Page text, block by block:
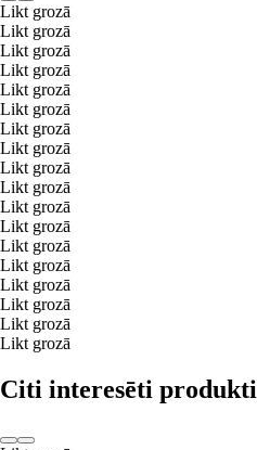
Likt grozā
Likt grozā
Likt grozā
Likt grozā
Likt grozā
Likt grozā
Likt grozā
Likt grozā
Likt grozā
Likt grozā
Likt grozā
Likt grozā
Likt grozā
Likt grozā
Likt grozā
Likt grozā
Likt grozā
Likt grozā
Citi interesēti produkti